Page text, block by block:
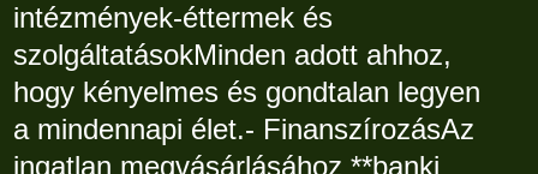
intézmények-éttermek és
szolgáltatásokMinden adott ahhoz,
hogy kényelmes és gondtalan legyen
a mindennapi élet.- FinanszírozásAz
ingatlan megvásárlásához **banki